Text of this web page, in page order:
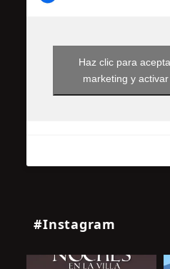
Haz clic para
marketing y
#Instagram